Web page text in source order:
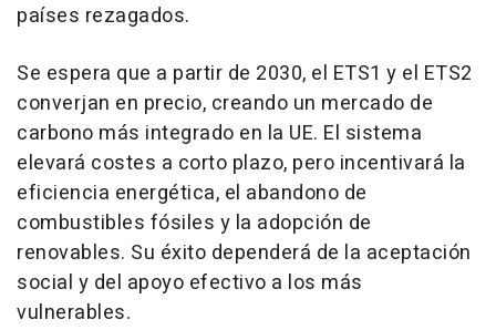
países rezagados.
Se espera que a partir de 2030, el ETS1 y el ETS2
converjan en precio, creando un mercado de
carbono más integrado en la UE. El sistema
elevará costes a corto plazo, pero incentivará la
eficiencia energética, el abandono de
combustibles fósiles y la adopción de
renovables. Su éxito dependerá de la aceptación
social y del apoyo efectivo a los más
vulnerables.